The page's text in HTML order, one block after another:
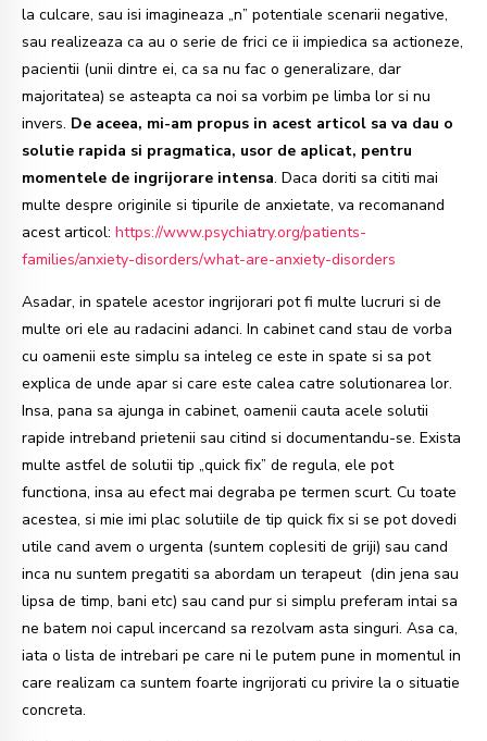
la culcare, sau isi imagineaza „n” potentiale scenarii negative,
sau realizeaza ca au o serie de frici ce ii impiedica sa actioneze,
pacientii (unii dintre ei, ca sa nu fac o generalizare, dar
majoritatea) se asteapta ca noi sa vorbim pe limba lor si nu
invers. De aceea, mi-am propus in acest articol sa va dau o
solutie rapida si pragmatica, usor de aplicat, pentru
momentele de ingrijorare intensa. Daca doriti sa cititi mai
multe despre originile si tipurile de anxietate, va recomanand
acest articol: https://www.psychiatry.org/patients-
families/anxiety-disorders/what-are-anxiety-disorders
Asadar, in spatele acestor ingrijorari pot fi multe lucruri si de
multe ori ele au radacini adanci. In cabinet cand stau de vorba
cu oamenii este simplu sa inteleg ce este in spate si sa pot
explica de unde apar si care este calea catre solutionarea lor.
Insa, pana sa ajunga in cabinet, oamenii cauta acele solutii
rapide intreband prietenii sau citind si documentandu-se. Exista
multe astfel de solutii tip „quick fix” de regula, ele pot
functiona, insa au efect mai degraba pe termen scurt. Cu toate
acestea, si mie imi plac solutiile de tip quick fix si se pot dovedi
utile cand avem o urgenta (suntem coplesiti de griji) sau cand
inca nu suntem pregatiti sa abordam un terapeut (din jena sau
lipsa de timp, bani etc) sau cand pur si simplu preferam intai sa
ne batem noi capul incercand sa rezolvam asta singuri. Asa ca,
iata o lista de intrebari pe care ni le putem pune in momentul in
care realizam ca suntem foarte ingrijorati cu privire la o situatie
concreta.